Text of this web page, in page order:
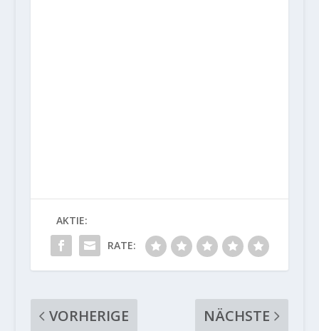
AKTIE:
RATE:
VORHERIGE
NÄCHSTE